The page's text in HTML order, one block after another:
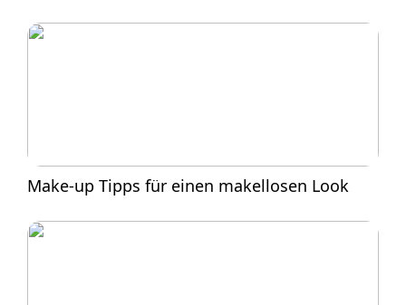
Make-up Tipps für einen makellosen Look